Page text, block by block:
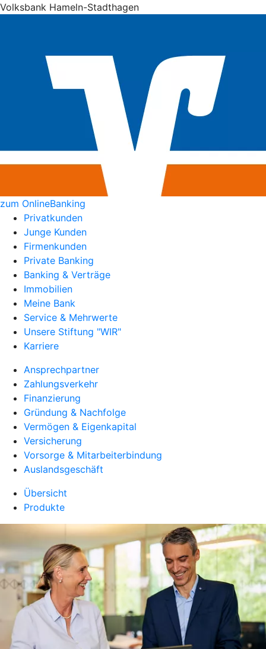
Volksbank Hameln-Stadthagen
zum OnlineBanking
Privatkunden
Junge Kunden
Firmenkunden
Private Banking
Banking & Verträge
Immobilien
Meine Bank
Service & Mehrwerte
Unsere Stiftung "WIR"
Karriere
Ansprechpartner
Zahlungsverkehr
Finanzierung
Gründung & Nachfolge
Vermögen & Eigenkapital
Versicherung
Vorsorge & Mitarbeiterbindung
Auslandsgeschäft
Übersicht
Produkte